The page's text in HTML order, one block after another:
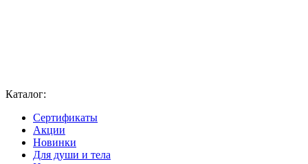
Каталог:
Сертификаты
Акции
Новинки
Для души и тела